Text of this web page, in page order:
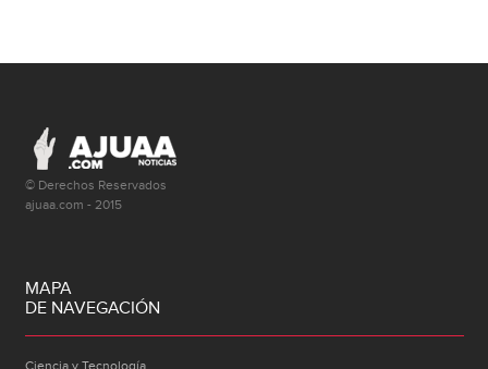
© Derechos Reservados
ajuaa.com - 2015
MAPA
DE NAVEGACIÓN
Ciencia y Tecnología